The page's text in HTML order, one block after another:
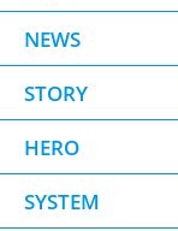
NEWS
STORY
HERO
SYSTEM